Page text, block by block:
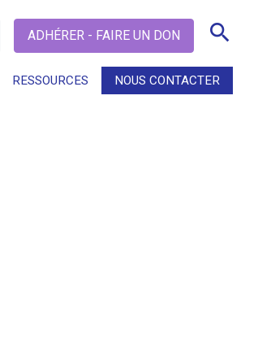
ADHÉRER - FAIRE UN DON search
RESSOURCES NOUS CONTACTER